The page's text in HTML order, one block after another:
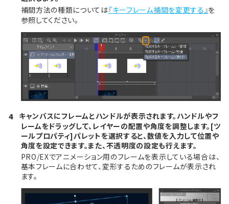
補間方法の種類については『キーフレーム補間を変更する』を
参照してください。
4 キャンバスにフレームとハンドルが表示されます。ハンドルやフ
レームをドラッグして、レイヤーの配置や角度を調整します。[ツ
ールプロパティ]パレットを選択すると、数値を入力して位置や
角度を設定できます。また、不透明度の設定も行えます。
PRO/EXでアニメーション用のフレームを表示している場合は、
基本フレームに合わせて、変形するためのフレームが表示され
ます。